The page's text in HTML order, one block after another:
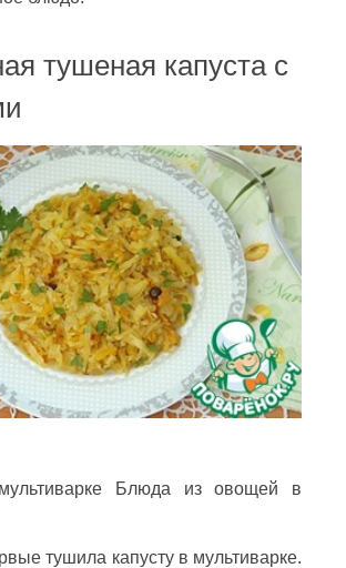
тушеная капуста с
Блюда из овощей в
тушила капусту в мультиварке.